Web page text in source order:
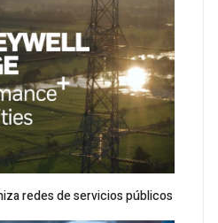
redes de servicios públicos